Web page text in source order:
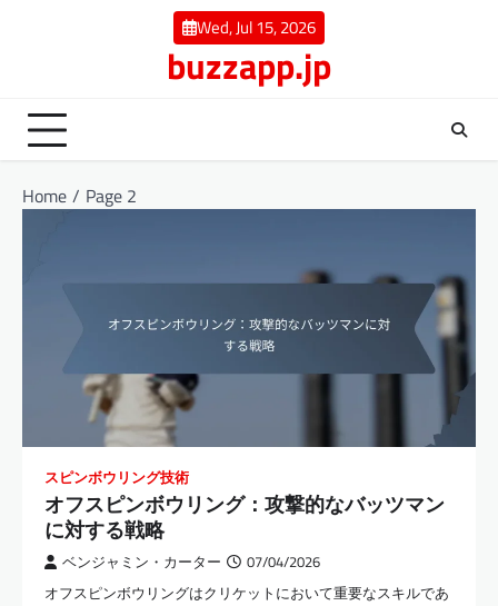
Wed, Jul 15, 2026
buzzapp.jp
Home Page 2
スピンボウリング技術
オフスピンボウリング：攻撃的なバッツマン
に対する戦略
ベンジャミン・カーター 07/04/2026
オフスピンボウリングはクリケットにおいて重要なスキルであ